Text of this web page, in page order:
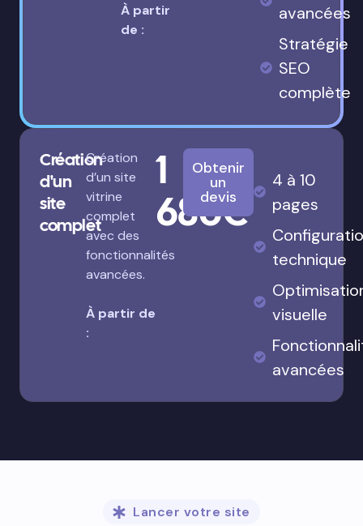
À partir
de :
avancées
Stratégie
SEO
complète
Création
d'un
site
complet
Création
d’un site
vitrine
complet
avec des
fonctionnalités
avancées.
À partir de
:
1
680€
Obtenir
un
devis
4 à 10
pages
technique
visuelle
avancées
Lancer votre site